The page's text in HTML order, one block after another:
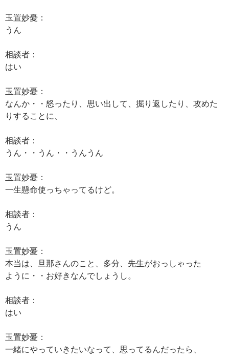
玉置妙憂：
うん
相談者：
はい
玉置妙憂：
なんか・・怒ったり、思い出して、掘り返したり、攻めた
りすることに、
相談者：
うん・・うん・・うんうん
玉置妙憂：
一生懸命使っちゃってるけど。
相談者：
うん
玉置妙憂：
本当は、旦那さんのこと、多分、先生がおっしゃった
ように・・お好きなんでしょうし。
相談者：
はい
玉置妙憂：
一緒にやっていきたいなって、思ってるんだったら、